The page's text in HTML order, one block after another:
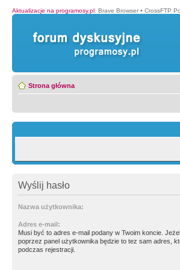
Aktualizacje na programosy.pl: Brave Browser • CrossFTP
Strona główna
Wyślij hasło
Nazwa użytkownika:
Adres e-mail:
Musi być to adres e-mail podany w Twoim koncie.
poprzez panel użytkownika będzie to tez sam adres,
podczas rejestracji.